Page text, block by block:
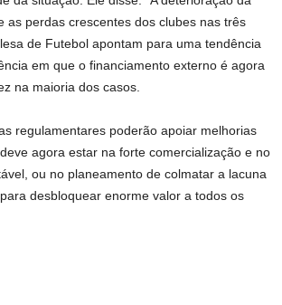
as perdas crescentes dos clubes nas três
de Futebol apontam para uma tendência
em que o financiamento externo é agora
na maioria dos casos.
regulamentares poderão apoiar melhorias
agora estar na forte comercialização e no
ou no planeamento de colmatar a lacuna
desbloquear enorme valor a todos os